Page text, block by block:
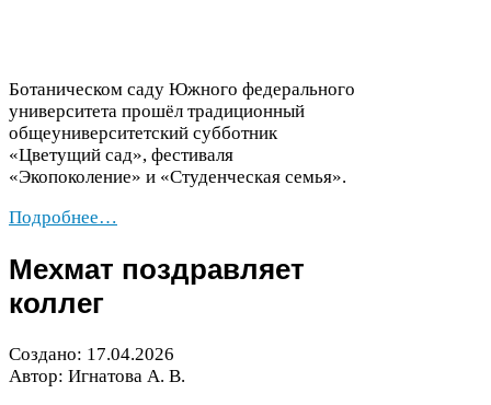
Ботаническом саду Южного федерального
университета прошёл традиционный
общеуниверситетский субботник
«Цветущий сад», фестиваля
«Экопоколение» и «Студенческая семья».
Подробнее…
Мехмат поздравляет
коллег
Создано: 17.04.2026
Автор: Игнатова А. В.